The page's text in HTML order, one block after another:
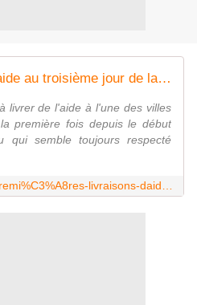
Syrie: l'ONU livre de l'aide au troisième jour de la trêve
livrer de l'aide à l'une des villes
première fois depuis le début
qui semble toujours respecté